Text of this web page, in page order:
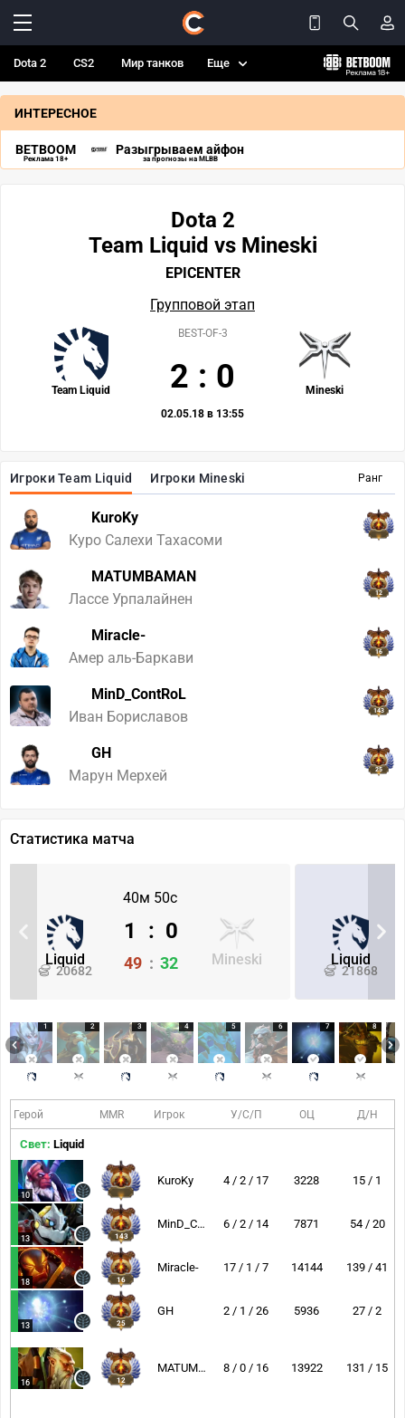
Dota 2 CS2 Мир танков Еще
ИНТЕРЕСНОЕ
BETBOOM
Реклама 18+
Разыгрываем айфон
за прогнозы на MLBB
Ранг
Игроки Team Liquid Игроки Mineski
KuroKy
Куро Салехи Тахасоми
MATUMBAMAN
Лассе Урпалайнен
12
Miracle-
Амер аль-Баркави
16
MinD_ContRoL
Иван Бориславов
143
GH
Марун Мерхей
25
Dota 2
Team Liquid vs Mineski
EPICENTER
Групповой этап
Team Liquid Mineski
BEST-OF-3
2 : 0
02.05.18 в 13:55
Статистика матча
40м 50с
Liquid
20682
Mineski
1 : 0
49 : 32 Liquid
21868
1 2 3 4 5 6 7 8
Герой MMR Игрок У/С/П ОЦ Д/Н
Свет: Liquid
10
KuroKy 4 / 2 / 17 3228 15 / 1
13 143
MinD_ContRoL 6 / 2 / 14 7871 54 / 20
18 16
Miracle- 17 / 1 / 7 14144 139 / 41
13 25
GH 2 / 1 / 26 5936 27 / 2
16 12
MATUMBAMAN 8 / 0 / 16 13922 131 / 15